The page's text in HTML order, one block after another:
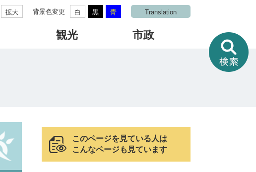
拡大 背景色変更 白 黒 青 Translation
観光 市政
このページを見ている人は
こんなページも見ています
情
報
を